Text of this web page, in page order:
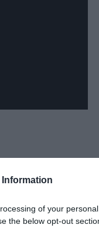
Information
of your
the below opt-out